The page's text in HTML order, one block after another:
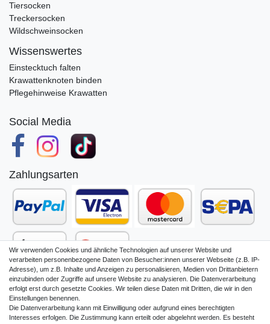
Tiersocken
Treckersocken
Wildschweinsocken
Wissenswertes
Einstecktuch falten
Krawattenknoten binden
Pflegehinweise Krawatten
Social Media
Zahlungsarten
Impressum Daten­schutz­erklärung
Wir verwenden Cookies und ähnliche Technologien auf unserer Website und
verarbeiten personenbezogene Daten von Besucher:innen unserer Webseite (z.B. IP-
Adresse), um z.B. Inhalte und Anzeigen zu personalisieren, Medien von Drittanbietern
einzubinden oder Zugriffe auf unsere Website zu analysieren. Die Datenverarbeitung
erfolgt erst durch gesetzte Cookies. Wir teilen diese Daten mit Dritten, die wir in den
Einstellungen benennen.
Die Datenverarbeitung kann mit Einwilligung oder aufgrund eines berechtigten
Interesses erfolgen. Die Zustimmung kann erteilt oder abgelehnt werden. Es besteht